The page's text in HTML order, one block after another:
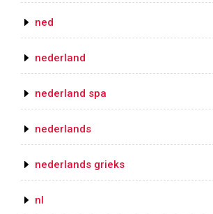
ned
nederland
nederland spa
nederlands
nederlands grieks
nl